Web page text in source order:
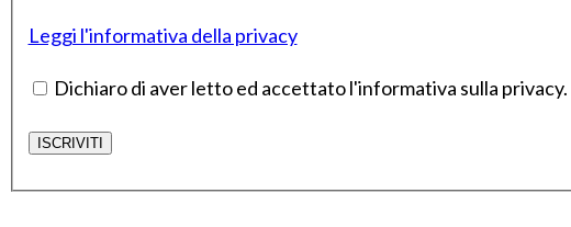
Leggi l'informativa della privacy
Dichiaro di aver letto ed accettato l'informativa sulla privacy.